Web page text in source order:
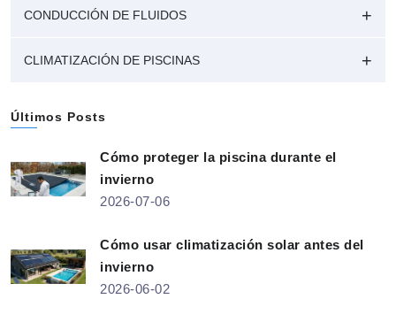
CONDUCCIÓN DE FLUIDOS
CLIMATIZACIÓN DE PISCINAS
Últimos Posts
Cómo proteger la piscina durante el
invierno
2026-07-06
Cómo usar climatización solar antes del
invierno
2026-06-02